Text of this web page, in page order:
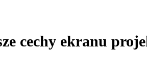
cechy ekranu